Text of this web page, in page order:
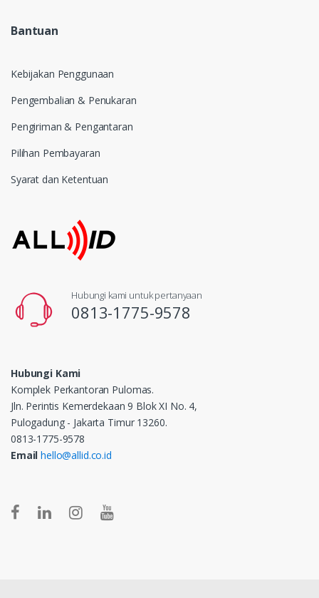
Bantuan
Kebijakan Penggunaan
Pengembalian & Penukaran
Pengiriman & Pengantaran
Pilihan Pembayaran
Syarat dan Ketentuan
Hubungi kami untuk pertanyaan
0813-1775-9578
Hubungi Kami
Komplek Perkantoran Pulomas.
Jln. Perintis Kemerdekaan 9 Blok XI No. 4,
Pulogadung - Jakarta Timur 13260.
0813-1775-9578
Email hello@allid.co.id